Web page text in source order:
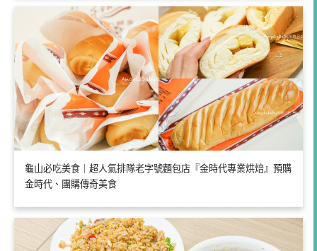
龜山必吃美食｜超人氣排隊老字號麵包店『金時代專業烘焙』預購
金時代、團購傳奇美食